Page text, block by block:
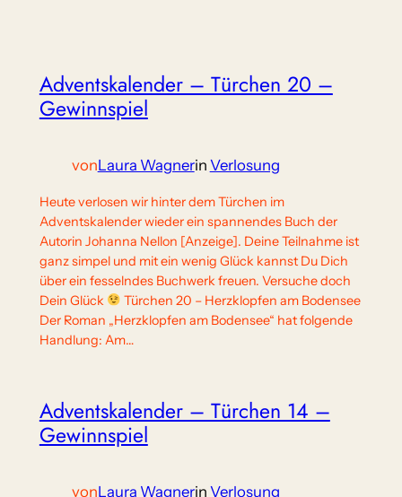
Adventskalender – Türchen 20 –
Gewinnspiel
vonLaura Wagnerin Verlosung
Heute verlosen wir hinter dem Türchen im
Adventskalender wieder ein spannendes Buch der
Autorin Johanna Nellon [Anzeige]. Deine Teilnahme ist
ganz simpel und mit ein wenig Glück kannst Du Dich
über ein fesselndes Buchwerk freuen. Versuche doch
Dein Glück
Türchen 20 – Herzklopfen am Bodensee
Der Roman „Herzklopfen am Bodensee“ hat folgende
Handlung: Am…
Adventskalender – Türchen 14 –
Gewinnspiel
vonLaura Wagnerin Verlosung